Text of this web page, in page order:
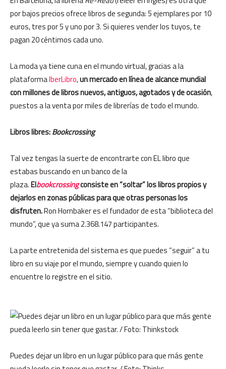
por bajos precios ofrece libros de segunda: 5 ejemplares por 10
euros, tres por 5 y uno por 3. Si quieres vender los tuyos, te
pagan 20 céntimos cada uno.
La moda ya tiene cuna en el mundo virtual, gracias a la
plataformaIberLibro,un mercado en línea de alcance mundial
con millones de libros nuevos, antiguos, agotados y de ocasión,
puestos a la venta por miles de librerías de todo el mundo.
Libros libres:Bookcrossing
Tal vez tengas la suerte de encontrarte con EL libro que
estabas buscando en un banco de la
plaza.Elbookcrossingconsiste en “soltar” los libros propios y
dejarlos en zonas públicas para que otras personas los
disfruten.Ron Hornbaker es el fundador de esta “biblioteca del
mundo”, que ya suma 2.368.147 participantes.
La parte entretenida del sistema es que puedes “seguir” a tu
libro en su viaje por el mundo, siempre y cuando quien lo
encuentre lo registre en el sitio.
Puedes dejar un libro en un lugar público para que más gente